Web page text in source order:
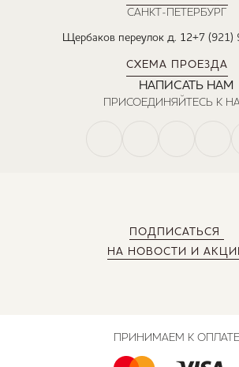
ПОДПИСАТЬСЯ
НА НОВОСТИ И
САНКТ-ПЕТЕРБУРГ
Щербаков переулок д. 12+7 (921)
СХЕМА ПРОЕЗДА
НАПИСАТЬ НАМ
ПРИСОЕДИНЯЙТЕСЬ К
ПРИНИМАЕМ К ОПЛАТЕ